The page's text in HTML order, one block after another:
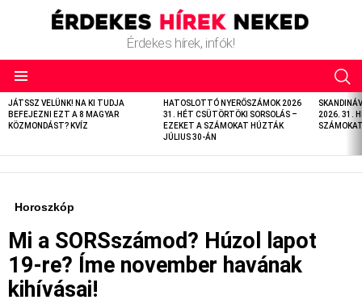
Érdekes hírek, infók!
LATEST
STORIES
JÁTSSZ VELÜNK! NA KI TUDJA
BEFEJEZNI EZT A 8 MAGYAR
KÖZMONDÁST? KVÍZ
HATOSLOTTÓ NYERŐSZÁMOK 2026
31. HÉT CSÜTÖRTÖKI SORSOLÁS –
EZEKET A SZÁMOKAT HÚZTÁK
JÚLIUS 30-ÁN
2026. 31.
Horoszkóp
Mi a SORSszámod? Húzol lapot
19-re? Íme november havának
kihívásai!